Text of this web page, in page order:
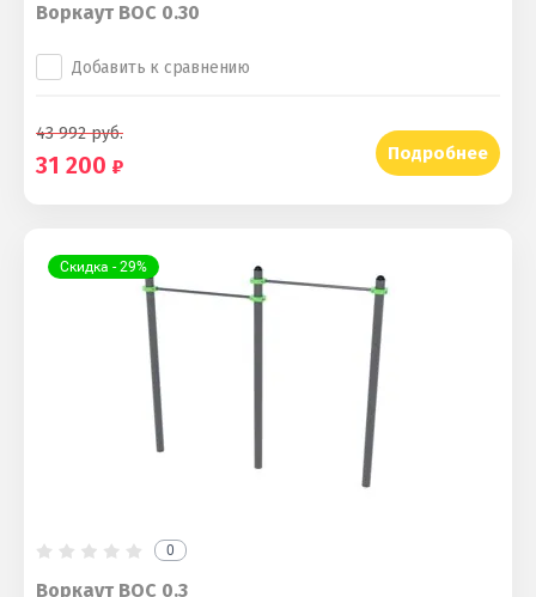
Воркаут ВОС 0.30
Добавить к сравнению
43 992руб.
31 200 Подробнее
Скидка - 29%
0
Воркаут ВОС 0.3